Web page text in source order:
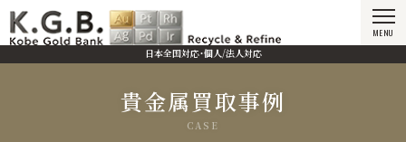
日本全国対応・個人/法人対応
MENU
貴金属買取事例
CASE